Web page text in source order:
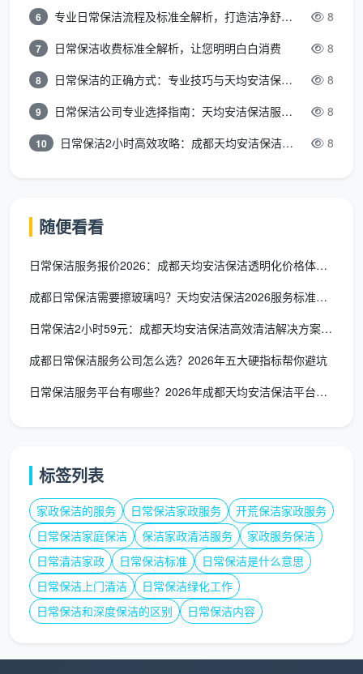
6 专业日常保洁流程及标准全解析，打造洁净舒适环境 8
7 日常保洁收费标准全解析，让您明明白白消费 8
8 日常保洁的正确方式：专业技巧与天均安洁保洁服务全解析 8
9 日常保洁公司专业选择指南：天均安洁保洁服务全解析 8
10 日常保洁2小时高效攻略：成都天均安洁保洁专业时间管理方案 8
随便看看
日常保洁服务报价2026：成都天均安洁保洁透明化价格体系全解
成都日常保洁需要擦玻璃吗？天均安洁保洁2026服务标准权威解
日常保洁2小时59元：成都天均安洁保洁高效清洁解决方案全解析
成都日常保洁服务公司怎么选？2026年五大硬指标帮你避坑
日常保洁服务平台有哪些？2026年成都天均安洁保洁平台选择全
标签列表
家政保洁的服务 日常保洁家政服务
开荒保洁家政服务
日常保洁家庭保洁
保洁家政清洁服务
家政服务保洁
日常清洁家政
日常保洁标准
日常保洁是什么意思
日常保洁上门清洁
日常保洁绿化工作
日常保洁和深度保洁的区别
日常保洁内容